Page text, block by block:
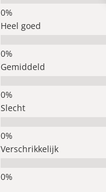
Heel goed
Gemiddeld
Slecht
Verschrikkelijk